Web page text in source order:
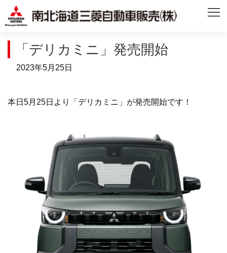
「デリカミニ」発売開始
2023年5月25日
本日5月25日より「デリカミニ」が発売開始です！